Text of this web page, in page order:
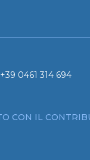
0461 314 694
CON IL